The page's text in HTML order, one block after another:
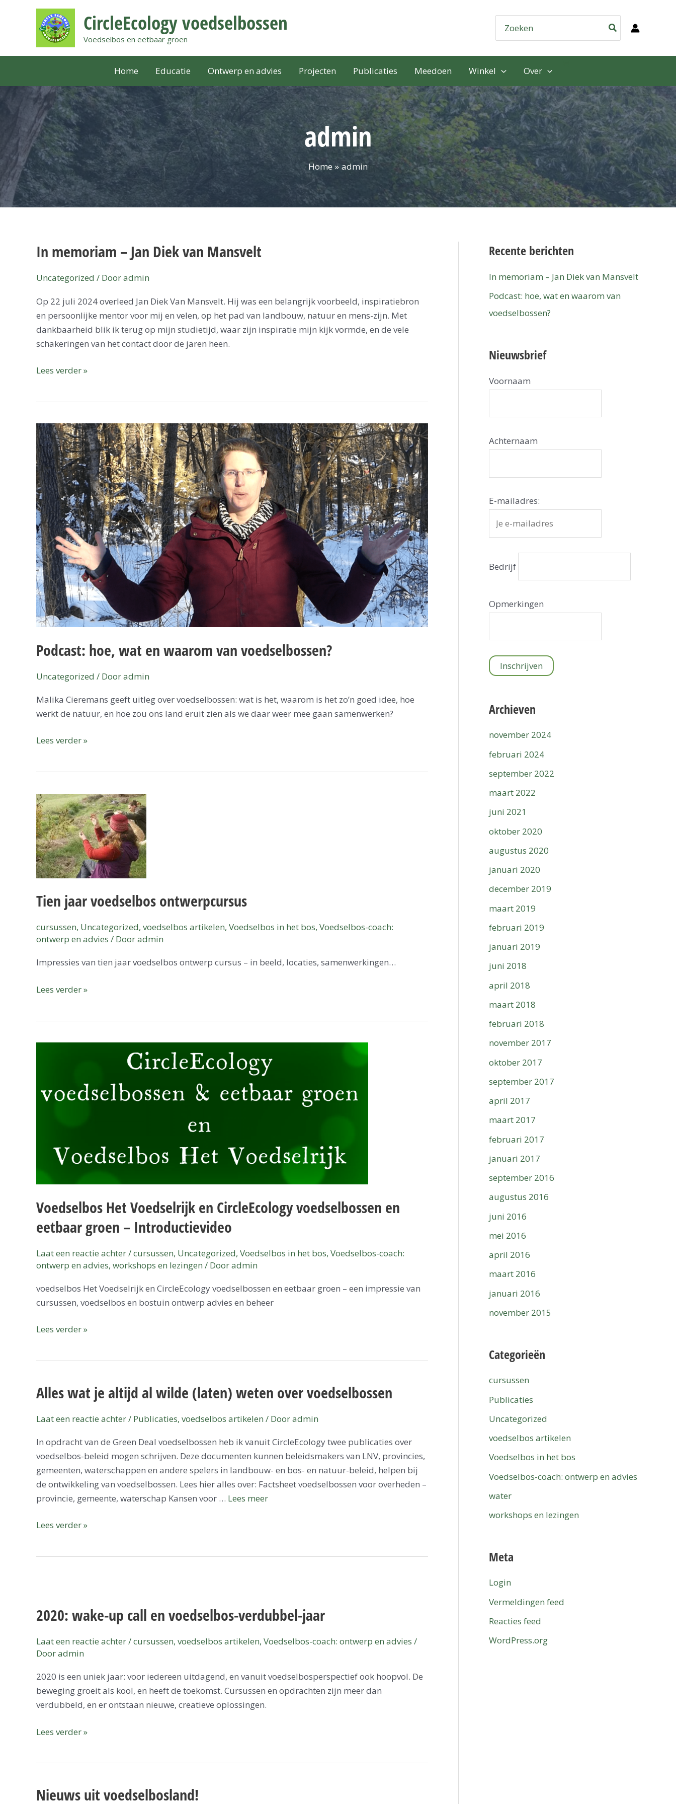
CircleEcology voedselbossen
Voedselbos en eetbaar groen
naar:
Home Educatie Ontwerp en advies Projecten Publicaties Meedoen Winkel Over
admin
Home admin
In memoriam – Jan Diek van Mansvelt
Uncategorized / Dooradmin
Op 22 juli 2024 overleed Jan Diek Van Mansvelt. Hij was een belangrijk voorbeeld, inspiratiebron
en persoonlijke mentor voor mij en velen, op het pad van landbouw, natuur en mens-zijn. Met
dankbaarheid blik ik terug op mijn studietijd, waar zijn inspiratie mijn kijk vormde, en de vele
schakeringen van het contact door de jaren heen.
In
–
Diek
van
Mansvelt
Lees verder »
Podcast: hoe, wat en waarom van voedselbossen?
Uncategorized / Dooradmin
Malika Cieremans geeft uitleg over voedselbossen: wat is het, waarom is het zo’n goed idee, hoe
werkt de natuur, en hoe zou ons land eruit zien als we daar weer mee gaan samenwerken?
Podcast:
hoe,
wat
en
waarom
van
voedselbossen?
Lees verder »
Tien jaar voedselbos ontwerpcursus
cursussen, Uncategorized, voedselbos artikelen, Voedselbos in het bos, Voedselbos-coach:
ontwerp en advies / Dooradmin
Impressies van tien jaar voedselbos ontwerp cursus – in beeld, locaties, samenwerkingen…
Tien
jaar
voedselbos
ontwerpcursus
Lees verder »
Voedselbos Het Voedselrijk en CircleEcology voedselbossen en
eetbaar groen – Introductievideo
Laat een reactie achter/cursussen, Uncategorized, Voedselbos in het bos, Voedselbos-coach:
ontwerp en advies, workshops en lezingen / Dooradmin
voedselbos Het Voedselrijk en CircleEcology voedselbossen en eetbaar groen – een impressie van
cursussen, voedselbos en bostuin ontwerp advies en beheer
en
CircleEcology
eetbaar
groen
Lees verder »
Alles wat je altijd al wilde (laten) weten over voedselbossen
Laat een reactie achter/ Publicaties, voedselbos artikelen / Dooradmin
In opdracht van de Green Deal voedselbossen heb ik vanuit CircleEcology twee publicaties over
voedselbos-beleid mogen schrijven. Deze documenten kunnen beleidsmakers van LNV, provincies,
gemeenten, waterschappen en andere spelers in landbouw- en bos- en natuur-beleid, helpen bij
de ontwikkeling van voedselbossen. Lees hier alles over: Factsheet voedselbossen voor overheden –
provincie, gemeente, waterschap Kansen voor … Lees meer
Alles
je
al
wilde
(laten)
weten
over
Lees verder »
2020: wake-up call en voedselbos-verdubbel-jaar
Laat een reactie achter/cursussen, voedselbos artikelen, Voedselbos-coach: ontwerp en advies /
Dooradmin
2020 is een uniek jaar: voor iedereen uitdagend, en vanuit voedselbosperspectief ook hoopvol. De
beweging groeit als kool, en heeft de toekomst. Cursussen en opdrachten zijn meer dan
verdubbeld, en er ontstaan nieuwe, creatieve oplossingen.
up
en
voedselbos-
jaar
Lees verder »
Nieuws uit voedselbosland!
Nieuws
Bericht
paginering
Recente berichten
In memoriam – Jan Diek van Mansvelt
Podcast: hoe, wat en waarom van
voedselbossen?
Nieuwsbrief
Voornaam
Achternaam
E-mailadres:
Bedrijf
Opmerkingen
Archieven
november 2024
februari 2024
september 2022
maart 2022
juni 2021
oktober 2020
augustus 2020
januari 2020
december 2019
maart 2019
februari 2019
januari 2019
juni 2018
april 2018
maart 2018
februari 2018
november 2017
oktober 2017
september 2017
april 2017
maart 2017
februari 2017
januari 2017
september 2016
augustus 2016
juni 2016
mei 2016
april 2016
maart 2016
januari 2016
november 2015
Categorieën
cursussen
Publicaties
Uncategorized
voedselbos artikelen
Voedselbos in het bos
Voedselbos-coach: ontwerp en advies
water
workshops en lezingen
Meta
Login
Vermeldingen feed
Reacties feed
WordPress.org